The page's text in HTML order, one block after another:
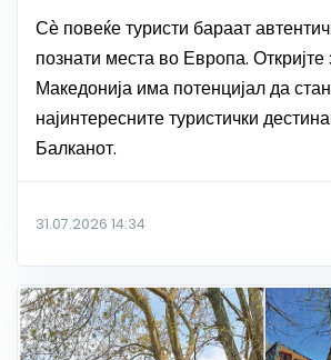
Сѐ повеќе туристи бараат
познати места во Европа.
Македонија има потенцијал да
најинтересните туристички
Балканот.
31.07.2026 14:34